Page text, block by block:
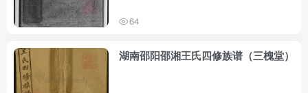
64
湖南邵阳邵湘王氏四修族谱（三槐堂）